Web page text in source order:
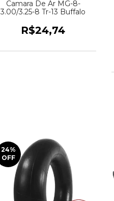
Camara De Ar MG-8-
3.00/3.25-8 Tr-13 Buffalo
R$24,74
24%
OFF